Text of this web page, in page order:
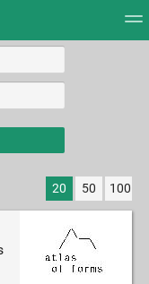
20 50 100